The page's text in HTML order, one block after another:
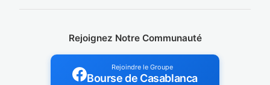
Rejoignez Notre Communauté
Rejoindre le Groupe
Bourse de Casablanca